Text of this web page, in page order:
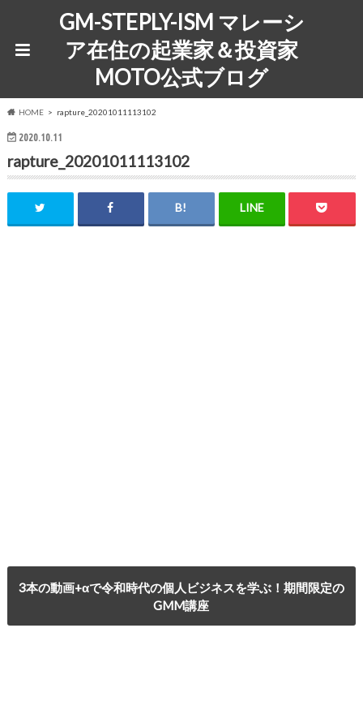
GM-STEPLY-ISM マレーシ
ア在住の起業家＆投資家
MOTO公式ブログ
HOME rapture_20201011113102
2020.10.11
rapture_20201011113102
3本の動画+αで令和時代の個人ビジネスを学ぶ！期間限定の
GMM講座